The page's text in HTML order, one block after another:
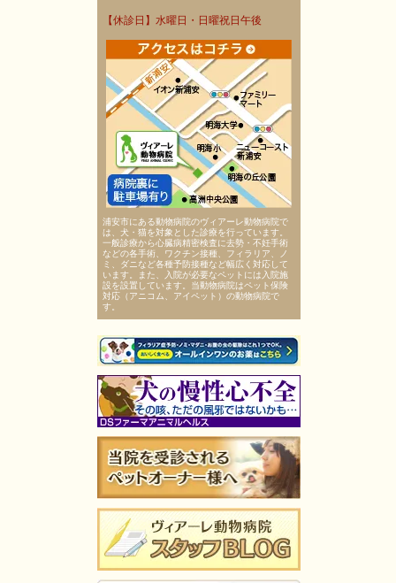
【休診日】水曜日・日曜祝日午後
浦安市にある動物病院のヴィアーレ動物病院で
は、犬・猫を対象とした診療を行っています。
一般診療から心臓病精密検査に去勢・不妊手術
などの各手術、ワクチン接種、フィラリア、ノ
ミ、ダニなど各種予防接種など幅広く対応して
います。また、入院が必要なペットには入院施
設を設置しています。当動物病院はペット保険
対応（アニコム、アイペット）の動物病院で
す。